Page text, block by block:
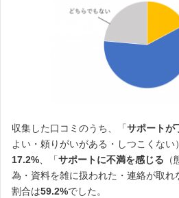
収集した口コミのうち、「サポートが
よい・頼りがいがある・しつこくない
17.2% 、「サポートに不満を感じる
為・資料を雑に扱われた・連絡が取れ
割合は59.2%でした。